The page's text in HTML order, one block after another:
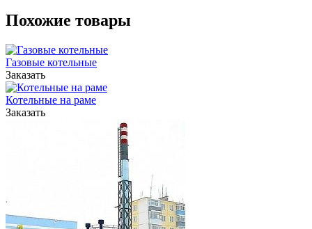
Похожие товары
Газовые котельные
Заказать
Котельные на раме
Заказать